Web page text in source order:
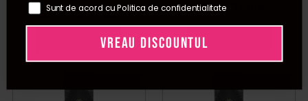
55,10LEI / buc
Adauga in cos
47,50LEI
Adauga in cos
Sunt de acord cu Politica de confidentialitate
VREAU DISCOUNTUL